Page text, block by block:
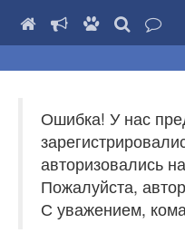
Ошибка! У нас
авторизовались
Пожалуйста,
С уважением,